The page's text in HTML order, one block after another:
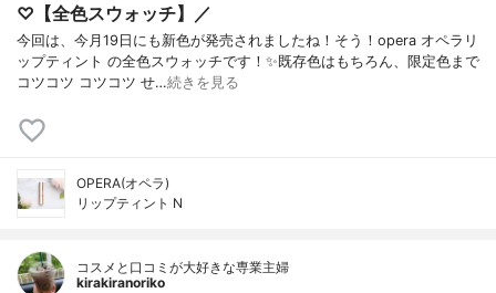
♡【全色スウォッチ】／
今回は、今月19日にも新色が発売されましたね！そう！opera オペラリ
ップティント の全色スウォッチです！✨既存色はもちろん、限定色まで
コツコツ コツコツ せ…続きを見る
OPERA(オペラ)
リップティント N
コスメと口コミが大好きな専業主婦
kirakiranoriko